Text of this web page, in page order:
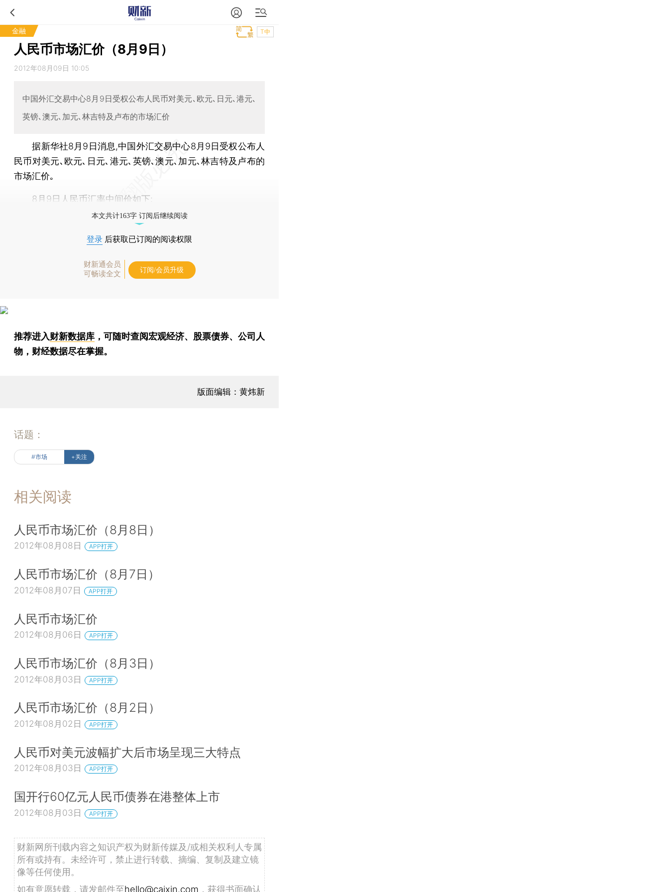
金融 T中
人民币市场汇价（8月9日）
2012年08月09日 10:05
中国外汇交易中心8月9日受权公布人民币对美元､欧元､日元､港元､
英镑､澳元､加元､林吉特及卢布的市场汇价
据新华社8月9日消息,中国外汇交易中心8月9日受权公布人
民币对美元､欧元､日元､港元､英镑､澳元､加元､林吉特及卢布的
市场汇价｡
8月9日人民币汇率中间价如下:
本文共计163字 订阅后继续阅读
登录 后获取已订阅的阅读权限
财新通会员
可畅读全文
订阅/会员升级
推荐进入财新数据库 ，可随时查阅宏观经济、股票债券、公司人
物，财经数据尽在掌握。
版面编辑：黄炜新
话题：
#市场 +关注
相关阅读
人民币市场汇价（8月8日）
2012年08月08日 APP打开
人民币市场汇价（8月7日）
2012年08月07日 APP打开
人民币市场汇价
2012年08月06日 APP打开
人民币市场汇价（8月3日）
2012年08月03日 APP打开
人民币市场汇价（8月2日）
2012年08月02日 APP打开
人民币对美元波幅扩大后市场呈现三大特点
2012年08月03日 APP打开
国开行60亿元人民币债券在港整体上市
2012年08月03日 APP打开
财新网所刊载内容之知识产权为财新传媒及/或相关权利人专属
所有或持有。未经许可，禁止进行转载、摘编、复制及建立镜
像等任何使用。
如有意愿转载，请发邮件至hello@caixin.com ，获得书面确认